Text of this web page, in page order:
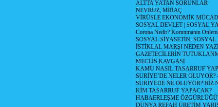
ALTTA YATAN SORUNLAR
NEVRUZ, MİRAÇ
VİRÜSLE EKONOMİK
SOSYAL DEVLET | SOSYAL
Corona Nedir? Korunmanın
SOSYAL SİYASETİN,
İSTİKLAL MARŞI NEDEN
GAZETECİLERİN
MECLİS KAVGASI
KAMU NASIL TASARRUF
SURİYE’DE NELER OLUYOR?
SURİYEDE NE OLUYOR? BİZ
KİM TASARRUF YAPACAK?
HABAERLEŞME
DÜNYA REFAH ÜRETİM